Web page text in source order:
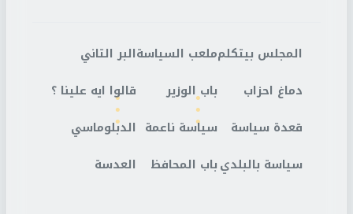
المجلس بيتكلم
دماغ احزاب
قعدة سياسة
سياسة بالبلدي
ملعب السياسة
باب الوزير
سياسة ناعمة
باب المحافظ
البر التاني
قالوا ايه علينا ؟
الدبلوماسي
العدسة